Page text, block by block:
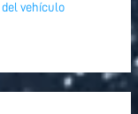
vehículo